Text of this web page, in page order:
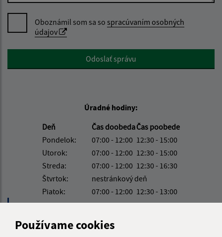
Používame cookies
Oboznámil som sa so spracúvaním osobných
údajov
Google reCaptcha ResponseOdoslať správu
Úradné hodiny:
Deň
Čas doobedaČas poobede
Pondelok:
07:00 - 12:00 12:30 - 15:00
Utorok:
07:00 - 12:00 12:30 - 15:00
Streda:
07:00 - 12:00 12:30 - 16:30
Štvrtok:
nestránkový deň
Piatok:
07:00 - 12:00 12:30 - 13:00